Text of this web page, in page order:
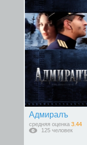
Адмиралъ
средняя оценка 3.44
125 человек